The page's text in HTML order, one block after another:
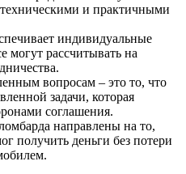
и практичными
индивидуальные
могут рассчитывать на
вопросам – это то, что
задачи, которая
соглашения.
направлены на то,
получить деньги без потери